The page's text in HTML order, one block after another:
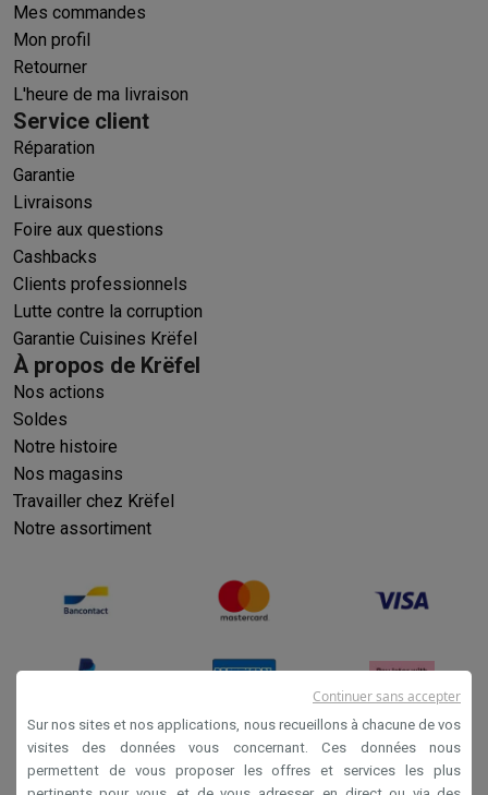
Mes commandes
Mon profil
Retourner
L'heure de ma livraison
Service client
Réparation
Garantie
Livraisons
Foire aux questions
Cashbacks
Clients professionnels
Lutte contre la corruption
Garantie Cuisines Krëfel
À propos de Krëfel
Nos actions
Soldes
Notre histoire
Nos magasins
Travailler chez Krëfel
Notre assortiment
Conditions générales de vente
Sur nos sites et nos applications, nous recueillons à chacune de vos
visites des données vous concernant. Ces données nous
permettent de vous proposer les offres et services les plus
Continuer sans accepter